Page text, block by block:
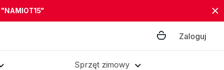
"NAMIOT15"
Zaloguj
Sprzęt zimowy